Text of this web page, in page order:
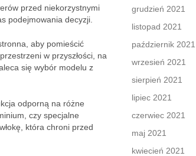
przed niekorzystnymi
podejmowania decyzji.
aby pomieścić
w przyszłości, na
się wybór modelu z
odporną na różne
czy specjalne
która chroni przed
grudzień 2021
listopad 2021
październik 2021
wrzesień 2021
sierpień 2021
lipiec 2021
czerwiec 2021
maj 2021
kwiecień 2021